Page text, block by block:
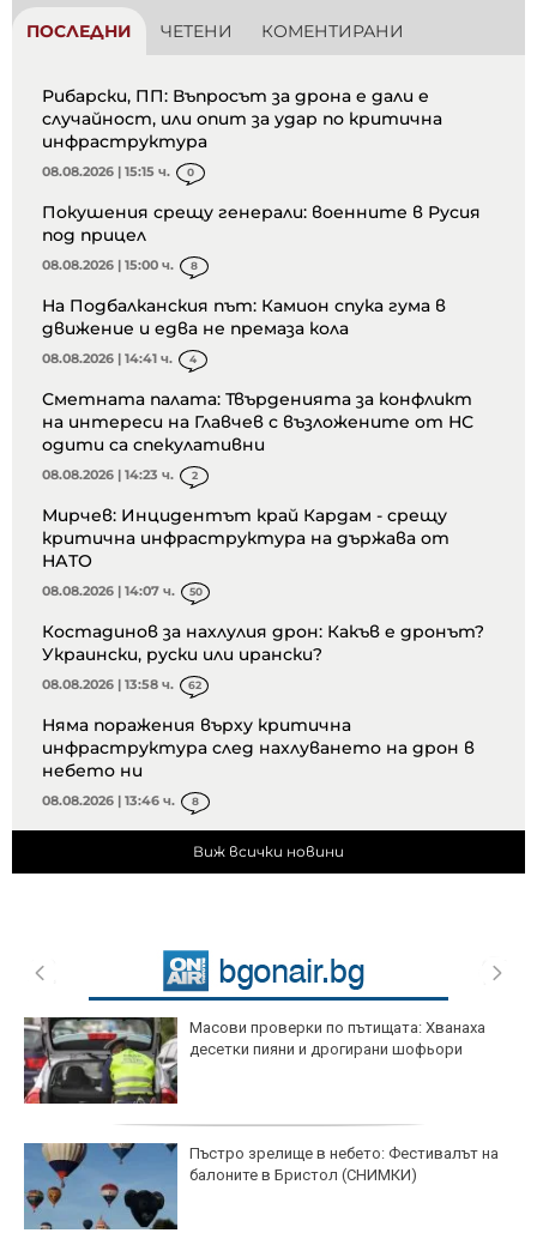
ПОСЛЕДНИ ЧЕТЕНИ КОМЕНТИРАНИ
Рибарски, ПП: Въпросът за дрона е дали е
случайност, или опит за удар по критична
инфраструктура
08.08.2026 | 15:15 ч. 0
Покушения срещу генерали: военните в Русия
под прицел
08.08.2026 | 15:00 ч. 8
На Подбалканския път: Камион спука гума в
движение и едва не премаза кола
08.08.2026 | 14:41 ч. 4
Сметната палата: Твърденията за конфликт
на интереси на Главчев с възложените от НС
одити са спекулативни
08.08.2026 | 14:23 ч. 2
Мирчев: Инцидентът край Кардам - срещу
критична инфраструктура на държава от
НАТО
08.08.2026 | 14:07 ч. 50
Костадинов за нахлулия дрон: Какъв е дронът?
Украински, руски или ирански?
08.08.2026 | 13:58 ч. 62
Няма поражения върху критична
инфраструктура след нахлуването на дрон в
небето ни
08.08.2026 | 13:46 ч. 8
Виж всички новини
Масови проверки по пътищата: Хванаха
десетки пияни и дрогирани шофьори
Пъстро зрелище в небето: Фестивалът на
балоните в Бристол (СНИМКИ)